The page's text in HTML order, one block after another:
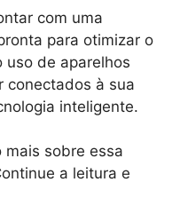
com uma
para otimizar o
uso de aparelhos
conectados à sua
inteligente.
mais sobre essa
a leitura e